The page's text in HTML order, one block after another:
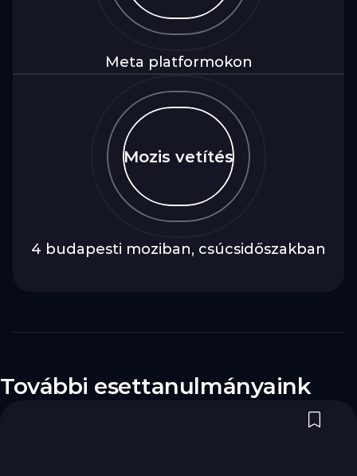
Meta platformokon
Mozis vetítés
4 budapesti moziban, csúcsidőszakban
További esettanulmányaink